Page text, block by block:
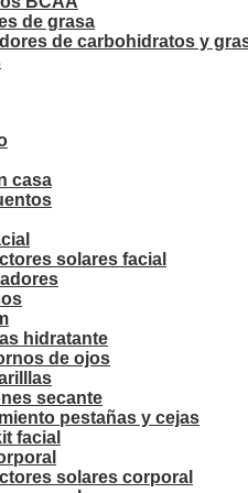
de grasa
de carbohidratos y
casa
solares facial
hidratante
de ojos
secante
pestañas y cejas
facial
solares corporal